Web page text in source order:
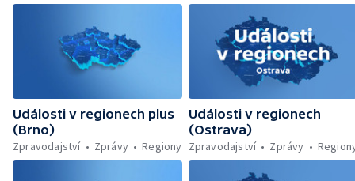
Události v regionech plus
(Brno)
Zpravodajství
Zprávy Regiony
Události v regionech
(Ostrava)
Zpravodajství
Zprávy